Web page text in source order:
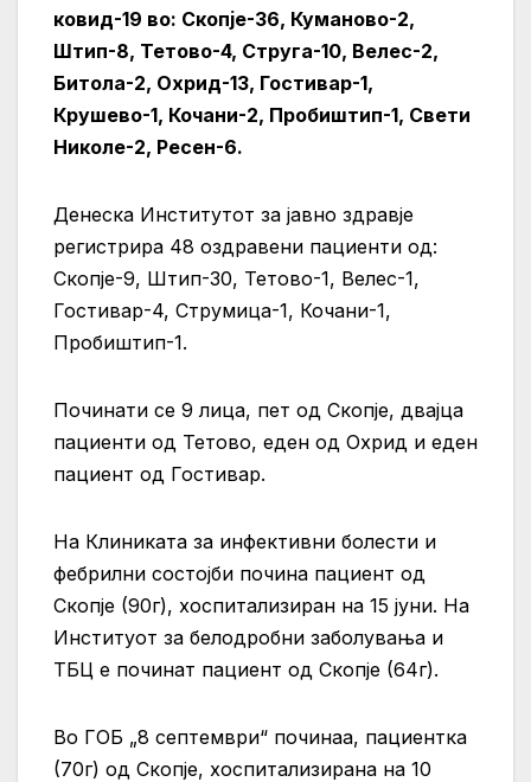
ковид-19 во: Скопје-36, Куманово-2,
Штип-8, Тетово-4, Струга-10, Велес-2,
Битола-2, Охрид-13, Гостивар-1,
Крушево-1, Кочани-2, Пробиштип-1, Свети
Николе-2, Ресен-6.
Денеска Институтот за јавно здравје
регистрира 48 оздравени пациенти од:
Скопје-9, Штип-30, Тетово-1, Велес-1,
Гостивар-4, Струмица-1, Кочани-1,
Пробиштип-1.
Починати се 9 лица, пет од Скопје, двајца
пациенти од Тетово, еден од Охрид и еден
пациент од Гостивар.
На Клиниката за инфективни болести и
фебрилни состојби почина пациент од
Скопје (90г), хоспитализиран на 15 јуни. На
Институот за белодробни заболувања и
ТБЦ е починат пациент од Скопје (64г).
Во ГОБ „8 септември“ починаа, пациентка
(70г) од Скопје, хоспитализирана на 10